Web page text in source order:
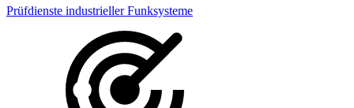
Prüfdienste industrieller Funksysteme